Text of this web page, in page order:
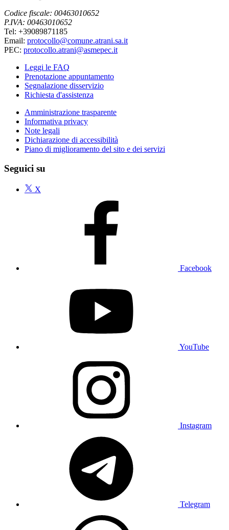
Codice fiscale: 00463010652
P.IVA: 00463010652
Tel: +39089871185
Email: protocollo@comune.atrani.sa.it
PEC: protocollo.atrani@asmepec.it
Leggi le FAQ
Prenotazione appuntamento
Segnalazione disservizio
Richiesta d'assistenza
Amministrazione trasparente
Informativa privacy
Note legali
Dichiarazione di accessibilità
Piano di miglioramento del sito e dei servizi
Seguici su
X
Facebook
YouTube
Instagram
Telegram